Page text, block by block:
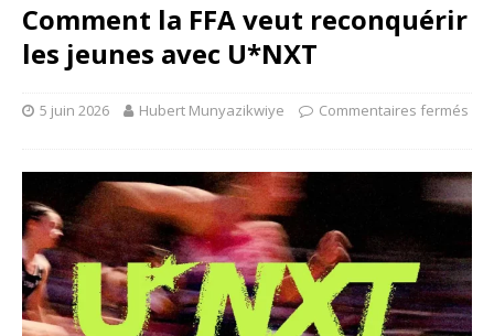
Comment la FFA veut reconquérir
les jeunes avec U*NXT
5 juin 2026 Hubert Munyazikwiye Commentaires fermés